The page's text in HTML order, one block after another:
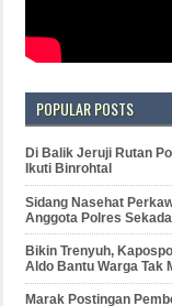
POPULAR POSTS
Di Balik Jeruji Rutan
Ikuti Binrohtal
Sidang Nasehat
Anggota Polres
Bikin Trenyuh,
Aldo Bantu Warga Tak
Marak Postingan